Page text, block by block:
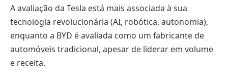
A avaliação da Tesla está mais associada à sua
tecnologia revolucionária (AI, robótica, autonomia),
enquanto a BYD é avaliada como um fabricante de
automóveis tradicional, apesar de liderar em volume
e receita.